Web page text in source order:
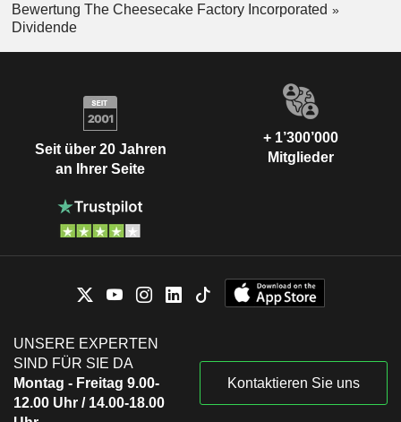
Bewertung The Cheesecake Factory Incorporated
Dividende
Seit über 20 Jahren
an Ihrer Seite
+ 1’300’000
Mitglieder
UNSERE EXPERTEN
SIND FÜR SIE DA
Montag - Freitag 9.00-
12.00 Uhr / 14.00-18.00
Kontaktieren Sie uns